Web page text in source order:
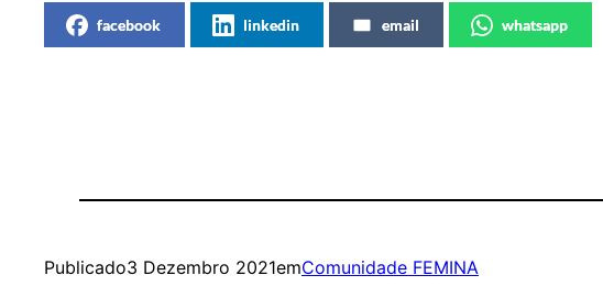
facebook linkedin email whatsapp
Publicado3 Dezembro 2021emComunidade FEMINA